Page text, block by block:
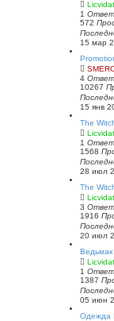
1
572
15 мар
4
10267
15 янв
The
1
1568
28 июл
The
3
1916
20 июл
Ведьмак
1
1387
05 июн
Одежда